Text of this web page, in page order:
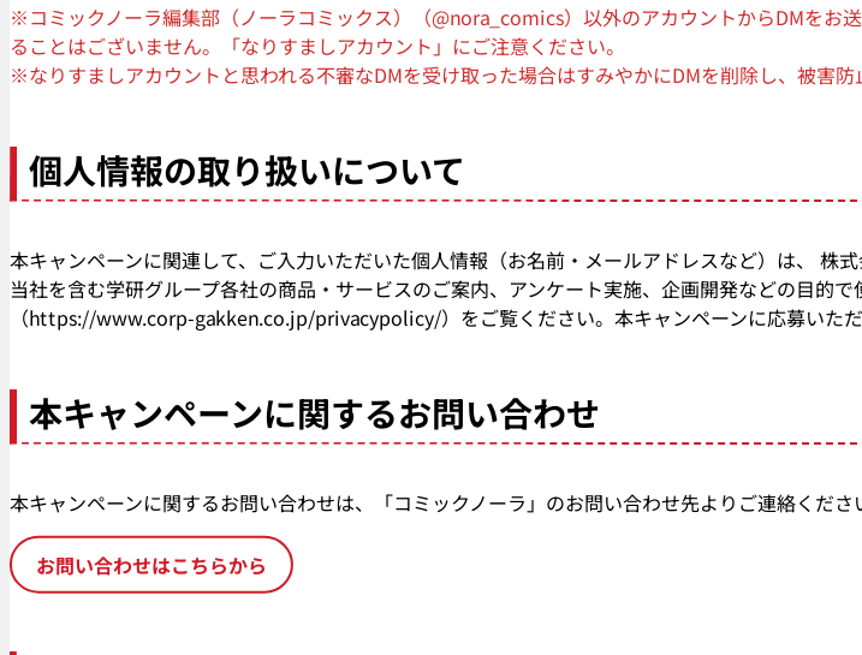
※コミックノーラ編集部（ノーラコミックス）（@nora_comics）以外のアカウントからDMを
ることはございません。「なりすましアカウント」にご注意ください。
※なりすましアカウントと思われる不審なDMを受け取った場合はすみやかにDMを削除し、被害
個人情報の取り扱いについて
本キャンペーンに関連して、ご入力いただいた個人情報（お名前・メールアドレスなど）は、
当社を含む学研グループ各社の商品・サービスのご案内、アンケート実施、企画開発などの目的
（https://www.corp-gakken.co.jp/privacypolicy/）をご覧ください。本キャンペーンに応募いた
本キャンペーンに関するお問い合わせ
本キャンペーンに関するお問い合わせは、「コミックノーラ」のお問い合わせ先よりご連絡くださ
お問い合わせはこちらから